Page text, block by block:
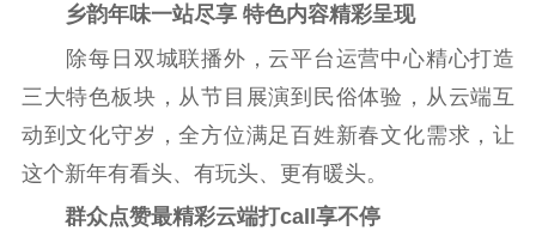
乡韵年味一站尽享 特色内容精彩呈现
除每日双城联播外，云平台运营中心精心打造
三大特色板块，从节目展演到民俗体验，从云端互
动到文化守岁，全方位满足百姓新春文化需求，让
这个新年有看头、有玩头、更有暖头。
群众点赞最精彩云端打call享不停